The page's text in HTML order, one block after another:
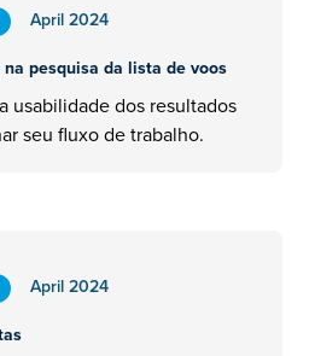
April 2024
pesquisa da lista de voos
usabilidade dos resultados
seu fluxo de trabalho.
April 2024